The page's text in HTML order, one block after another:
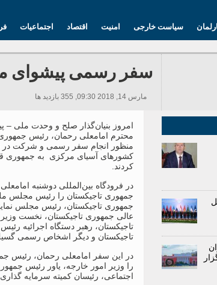
اجتماعیات اقتصاد امنیت سیاست خارجی
سفر رسمی پیشوای
مارس 14, 2018 09:30, 355 بازدید ها
امروز بنیان‌گذار صلح و وحدت ملی –
محترم امامعلی رحمان، رئیس جمهوری
منظور انجام سفر رسمی و شرکت
کشورهای آسیای مرکزی به جمهوری
کردند.
در فرودگاه بین‌المللی دوشنبه
جمهوری تاجیکستان را رئیس مجلس
جمهوری تاجیکستان، رئیس مجلس
عالی جمهوری تاجیکستان، نخست
تاجیکستان، رهبر دستگاه اجرائیه
تاجیکستان و دیگر اشخاص رسمی گسیل
در این سفر امامعلی رحمان، رئیس
را وزیر امور خارجه، یاور رئیس
اجتماعی، رئیسان کمیته سرمایه